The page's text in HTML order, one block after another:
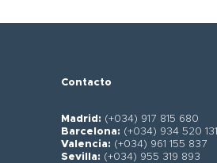
Contacto
Madrid: (+034) 917 815 680
Barcelona: (+034) 934 520 131
Valencia: (+034) 961 155 837
Sevilla: (+034) 955 319 893